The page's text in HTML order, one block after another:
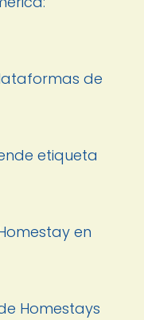
de
etiqueta
en
Homestays